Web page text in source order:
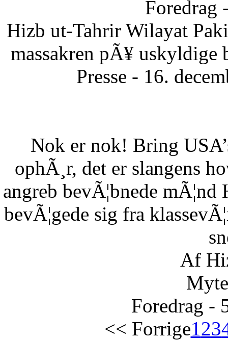
Foredrag
Hizb ut-Tahrir Wilayat
massakren pÃ¥ uskyldige
Presse - 16.
Nok er nok! Bring
ophÃ¸r, det er slangens
angreb bevÃ¦bnede
bevÃ¦gede sig fra
Af
Foredrag -
<< Forrige123